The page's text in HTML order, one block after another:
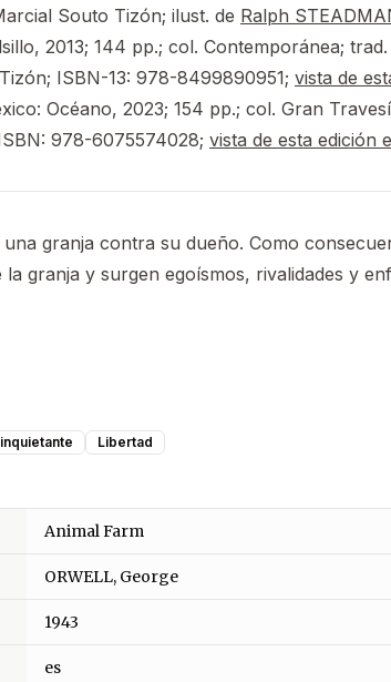
Souto Tizón; ilust. de Ralph
2013; 144 pp.; col. Contemporánea;
ISBN-13: 978-8499890951; vista de
Océano, 2023; 154 pp.; col. Gran
978-6075574028; vista de esta edición
granja contra su dueño. Como
granja y surgen egoísmos, rivalidades y
Libertad
Animal Farm
ORWELL, George
1943
es